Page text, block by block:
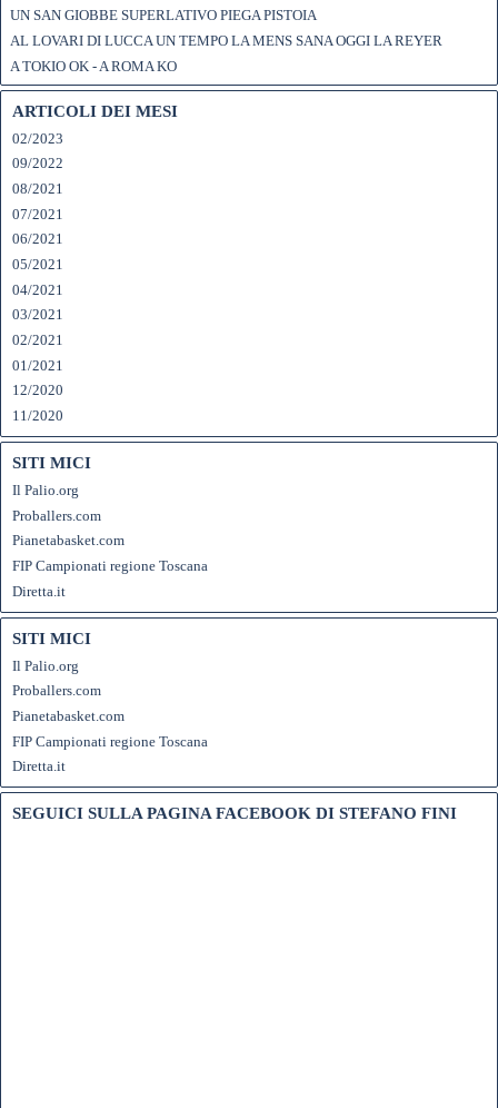
UN SAN GIOBBE SUPERLATIVO PIEGA PISTOIA
AL LOVARI DI LUCCA UN TEMPO LA MENS SANA OGGI LA REYER
A TOKIO OK - A ROMA KO
ARTICOLI DEI MESI
02/2023
09/2022
08/2021
07/2021
06/2021
05/2021
04/2021
03/2021
02/2021
01/2021
12/2020
11/2020
SITI MICI
Il Palio.org
Proballers.com
Pianetabasket.com
FIP Campionati regione Toscana
Diretta.it
SITI MICI
Il Palio.org
Proballers.com
Pianetabasket.com
FIP Campionati regione Toscana
Diretta.it
SEGUICI SULLA PAGINA FACEBOOK DI STEFANO FINI